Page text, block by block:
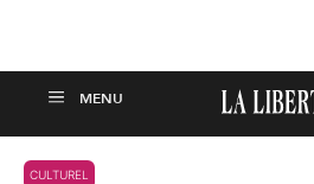
CULTUREL